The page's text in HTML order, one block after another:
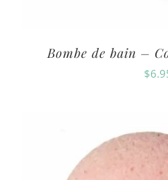
Bombe de bain –
$